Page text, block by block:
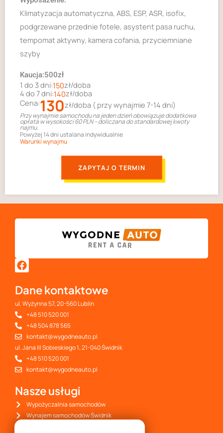
Klimatyzacja automatyczna, ABS, ESP, ASR, isofix,
podgrzewane przednie fotele, asystent pasa ruchu,
tempomat aktywny, kamera cofania, przyciemniane
szyby
Kaucja:500zł
1 do 3 dni:150zł/doba
4 do 7 dni:140zł/doba
Cena:130zł/doba ( przy wynajmie 7-14 dni)
Przy wynajmie samochodu na jeden dzień obowiązuje dodatkowa
opłata w wysokości 60 PLN – doliczana do standardowej kwoty
najmu.
Powyżej 14 dni ustalana indywidualnie
Warunki wynajmu
ZAPYTAJ O TERMIN
F
a
e
b
o
o
k
Dane kontaktowe
ul. Wyżynna 57, 20-560 Lublin
+48 510 520 001
+48 504 878 565
kontakt@wygodneauto.pl
ul. Jana III Sobieskiego 1, 21-040 Świdnik
+48 510 520 001
kontakt@wygodneauto.pl
Nasze usługi
Wypożyczalnia samochodów
Wynajem samochodów Świdnik